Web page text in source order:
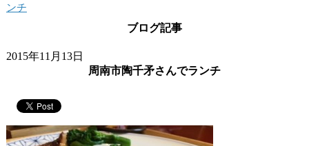
ンチ
ブログ記事
2015年11月13日
周南市陶千矛さんでランチ